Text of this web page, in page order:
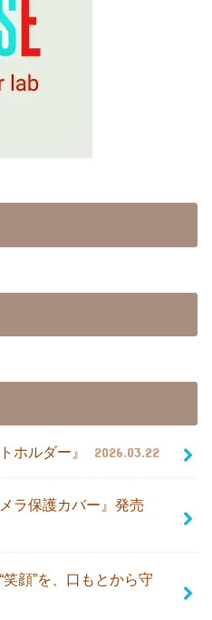
ホルダー』 2026.03.22
ラ保護カバー』発売
顔”を、口もとから守